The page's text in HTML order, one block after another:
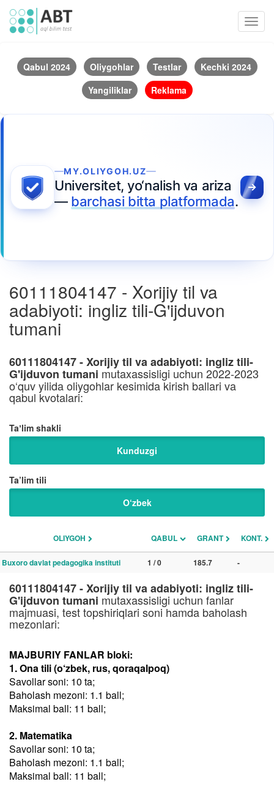
Qabul 2024 Oliygohlar Testlar
Kechki 2024
Yangiliklar
Reklama
MY.OLIYGOH.UZ
Universitet, yo‘nalish va ariza
— barchasi bitta platformada.
60111804147 - Xorijiy til va
adabiyoti: ingliz tili-G'ijduvon
tumani
60111804147 - Xorijiy til va adabiyoti: ingliz tili-
G'ijduvon tumani mutaxassisligi uchun 2022-2023
o‘quv yilida oliygohlar kesimida kirish ballari va
qabul kvotalari:
Taʼlim shakli
Kunduzgi
Ta’lim tili
O‘zbek
OLIYGOH QABUL GRANT KONT.
Buxoro davlat pedagogika instituti 1 / 0 185.7 -
60111804147 - Xorijiy til va adabiyoti: ingliz tili-
G'ijduvon tumani mutaxassisligi uchun fanlar
majmuasi, test topshiriqlari soni hamda baholash
mezonlari:
MAJBURIY FANLAR bloki:
1. Ona tili (o‘zbek, rus, qoraqalpoq)
Savollar soni: 10 ta;
Baholash mezoni: 1.1 ball;
Maksimal ball: 11 ball;
2. Matematika
Savollar soni: 10 ta;
Baholash mezoni: 1.1 ball;
Maksimal ball: 11 ball;